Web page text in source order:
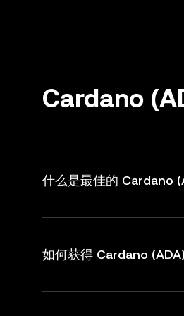
Cardano
什么是最佳的 Cardano
如何获得 Cardano